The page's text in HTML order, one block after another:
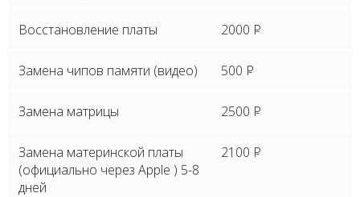
Восстановление платы 2000 P
Замена чипов памяти (видео) 500 P
Замена матрицы 2500 P
Замена материнской платы
(официально через Apple ) 5-8
дней
2100 P